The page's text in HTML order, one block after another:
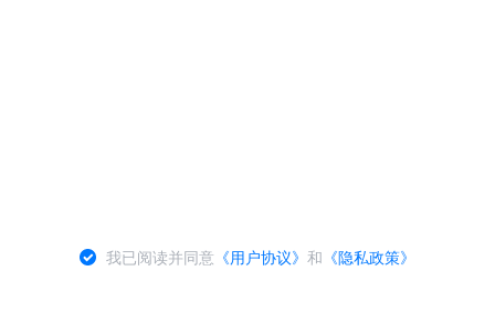
我已阅读并同意 《用户协议》和 《隐私政策》